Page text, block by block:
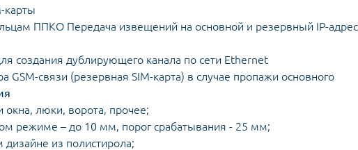
карты
ППКО Передача извещений на основной и резервный ІР-
создания дублирующего канала по сети Ethernet
GSM-связи (резервная SIM-карта) в случае пропажи основного
окна, люки, ворота, прочее;
режиме – до 10 мм, порог срабатывания - 25 мм;
дизайне из полистирола;